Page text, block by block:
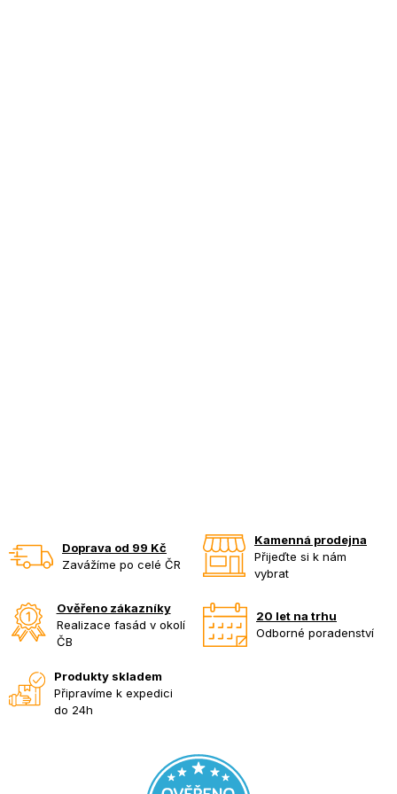
Doprava od 99 Kč
Zavážíme po celé ČR
Kamenná prodejna
Přijeďte si k nám
vybrat
Ověřeno zákazníky
Realizace fasád v okolí
ČB
20 let na trhu
Odborné poradenství
Produkty skladem
Připravíme k expedici
do 24h